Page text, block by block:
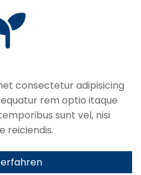
consectetur adipisicing
rem optio itaque
sunt vel, nisi
reiciendis.